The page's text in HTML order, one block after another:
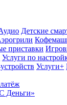
Детские
приставки
Услуги по
Услуги+
Деньги»